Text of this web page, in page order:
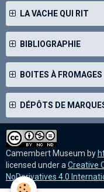
LA VACHE QUI RIT
BIBLIOGRAPHIE
BOITES À FROMAGES
DÉPÔTS DE
Camembert Museum by
licensed under aCreative
NoDerivatives 4.0